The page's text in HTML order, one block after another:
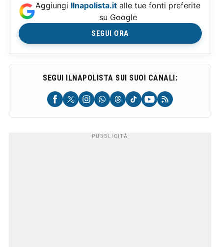
Aggiungi Ilnapolista.it alle tue fonti preferite
su Google
SEGUI ORA
SEGUI ILNAPOLISTA SUI SUOI CANALI: